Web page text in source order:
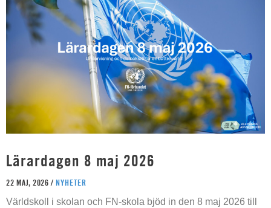
Lärardagen 8 maj 2026
22 MAJ, 2026 / NYHETER
Världskoll i skolan och FN-skola bjöd in den 8 maj 2026 till